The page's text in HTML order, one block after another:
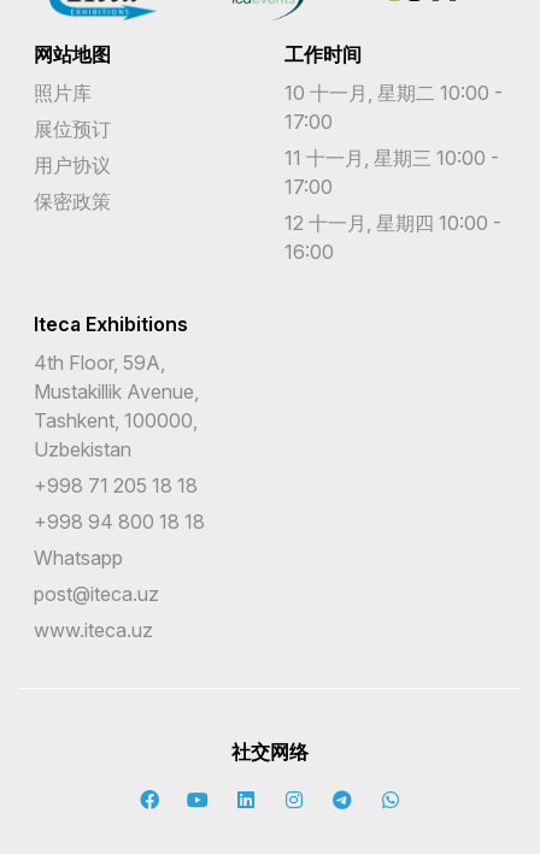
圣赫勒拿岛
圣马丁岛
圣马丁岛
圣马力诺
圭亚那
埃塞俄比亚
基里巴斯
塔吉克斯坦
塞内加尔
塞拉利昂
塞浦路斯
网站地图
照片库
展位预订
用户协议
保密政策
工作时间
10 十一月, 星期二 10:00 -
17:00
11 十一月, 星期三 10:00 -
17:00
12 十一月, 星期四 10:00 -
16:00
Iteca Exhibitions
4th Floor, 59A,
Mustakillik Avenue,
Tashkent, 100000,
Uzbekistan
+998 71 205 18 18
+998 94 800 18 18
Whatsapp
post@iteca.uz
www.iteca.uz
社交网络